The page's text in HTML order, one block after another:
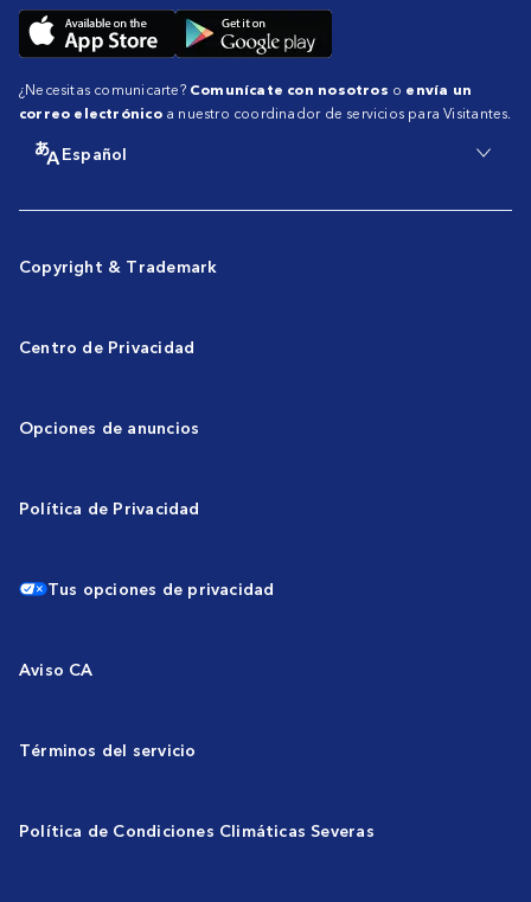
¿Necesitas comunicarte? Comunícate con nosotros o envía un
correo electrónicoa nuestro coordinador de servicios para Visitantes.
Español
Copyright & Trademark
Centro de Privacidad
Opciones de anuncios
Política de Privacidad
Tus opciones de privacidad
Aviso CA
Términos del servicio
Política de Condiciones Climáticas Severas